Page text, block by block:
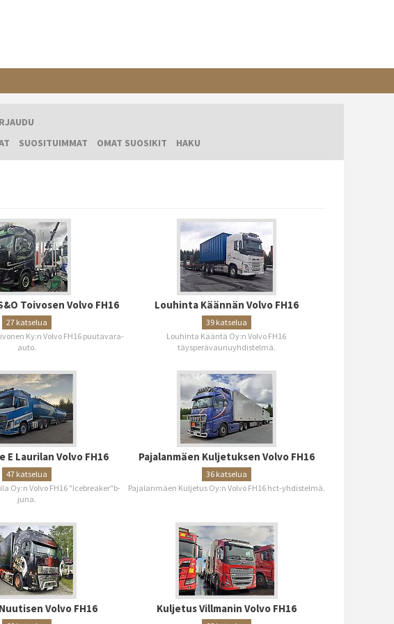
SUOSITUIMMAT OMAT SUOSIKIT HAKU
Toivosen Volvo FH16
27 katselua
Ky:n Volvo FH16 puutavara-
auto.
Louhinta Käännän Volvo FH16
39 katselua
Louhinta Kääntä Oy:n Volvo FH16
täysperävaunuyhdistelmä.
E Laurilan Volvo FH16
47 katselua
Oy:n Volvo FH16 "Icebreaker"b-
juna.
Pajalanmäen Kuljetuksen Volvo FH16
36 katselua
Pajalanmäen Kuljetus Oy:n Volvo FH16 hct-yhdistelmä.
Volvo FH16 Kuljetus Villmanin Volvo FH16